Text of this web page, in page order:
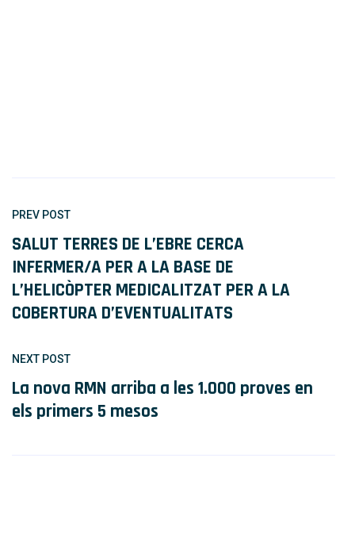
PREV POST
SALUT TERRES DE L’EBRE CERCA
INFERMER/A PER A LA BASE DE
L’HELICÒPTER MEDICALITZAT PER A LA
COBERTURA D’EVENTUALITATS
NEXT POST
La nova RMN arriba a les 1.000 proves en
els primers 5 mesos